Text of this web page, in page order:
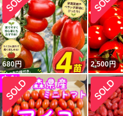
680円 2,500円